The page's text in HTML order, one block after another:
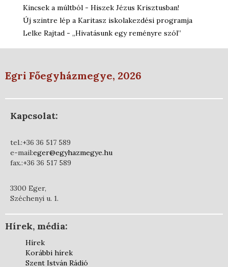
Kincsek a múltból - Hiszek Jézus Krisztusban!
Új szintre lép a Karitasz iskolakezdési programja
Lelke Rajtad - „Hivatásunk egy reményre szól”
Egri Főegyházmegye, 2026
Kapcsolat:
tel.:+36 36 517 589
e-mail:eger@egyhazmegye.hu
fax.:+36 36 517 589
3300 Eger,
Széchenyi u. 1.
Hírek, média:
Hírek
Korábbi hírek
Szent István Rádió